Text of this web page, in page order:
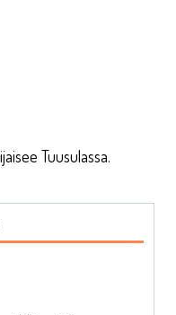
Tuusulassa.